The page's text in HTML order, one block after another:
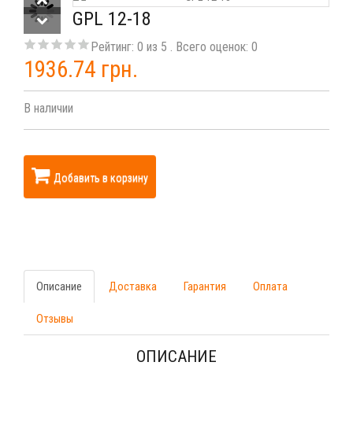
GPL 12-18
Рейтинг: 0 из 5 . Всего оценок: 0
1936.74 грн.
В наличии
Добавить в корзину
Описание Доставка Гарантия Оплата
Отзывы
ОПИСАНИЕ